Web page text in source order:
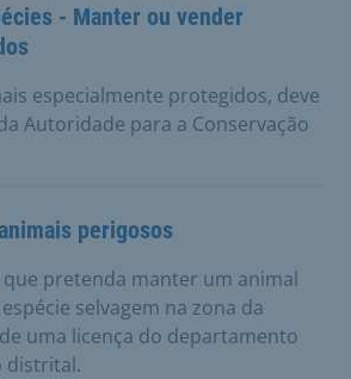
- Manter ou vender
especialmente protegidos, deve
Autoridade para a Conservação
perigosos
pretenda manter um animal
selvagem na zona da
uma licença do departamento
distrital.